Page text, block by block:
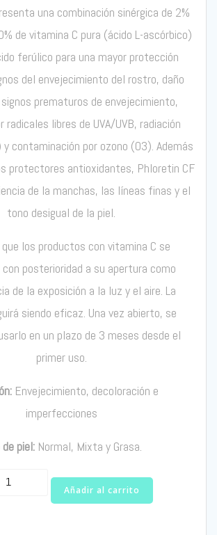
una combinación sinérgica de 2%
de vitamina C pura (ácido L-ascórbico)
ferúlico para una mayor protección
del envejecimiento del rostro, daño
prematuros de envejecimiento,
radicales libres de UVA/UVB, radiación
contaminación por ozono (O3). Además
protectores antioxidantes, Phloretin CF
de la manchas, las líneas finas y el
tono desigual de la piel.
los productos con vitamina C se
posterioridad a su apertura como
de la exposición a la luz y el aire. La
siendo eficaz. Una vez abierto, se
en un plazo de 3 meses desde el
primer uso.
Envejecimiento, decoloración e
imperfecciones
de piel: Normal, Mixta y Grasa.
Phloretin
Añadir al carrito